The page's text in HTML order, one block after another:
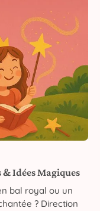
& Idées Magiques
bal royal ou un
? Direction